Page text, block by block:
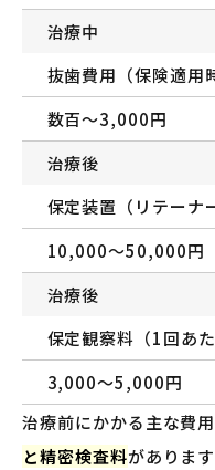
治療中
抜歯費用（保険適用
数百〜3,000円
治療後
保定装置（リテーナ
10,000〜50,000円
治療後
保定観察料（1回あた
3,000〜5,000円
治療前にかかる主な費
と精密検査料があります